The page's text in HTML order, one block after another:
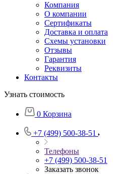
Компания
О компании
Сертификаты
Доставка и оплата
Схемы установки
Отзывы
Гарантия
Реквизиты
Контакты
Узнать стоимость
0 Корзина
+7 (499) 500-38-51
Телефоны
+7 (499) 500-38-51
Заказать звонок